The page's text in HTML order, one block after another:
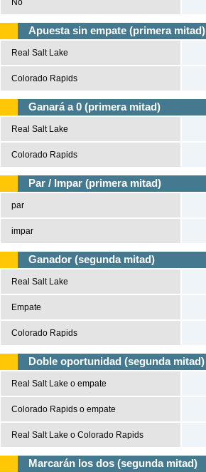
No
Apuesta sin empate (primera mitad)
Real Salt Lake
Colorado Rapids
Ganará a 0 (primera mitad)
Real Salt Lake
Colorado Rapids
Par / Impar (primera mitad)
par
impar
Ganador (segunda mitad)
Real Salt Lake
Empate
Colorado Rapids
Doble oportunidad (segunda mitad)
Real Salt Lake o empate
Colorado Rapids o empate
Real Salt Lake o Colorado Rapids
Marcarán los dos (segunda mitad)